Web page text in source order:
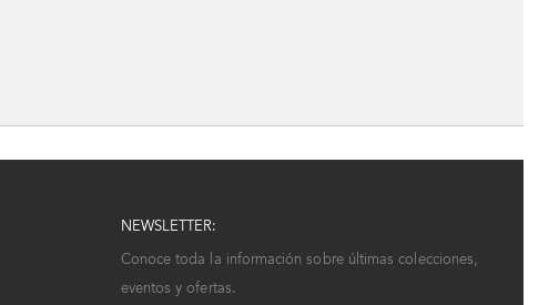
NEWSLETTER:
Conoce toda la información sobre últimas colecciones,
eventos y ofertas.